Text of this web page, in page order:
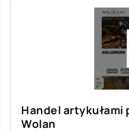
Handel artykułami
Wolan